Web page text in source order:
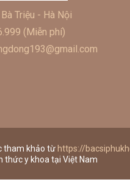
Triệu - Hà Nội
(Miễn phí)
tham khảo từhttps://
thức y khoa tại Việt Nam